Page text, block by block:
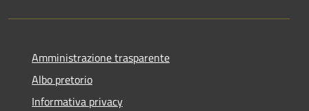
Amministrazione trasparente
Albo pretorio
Informativa privacy